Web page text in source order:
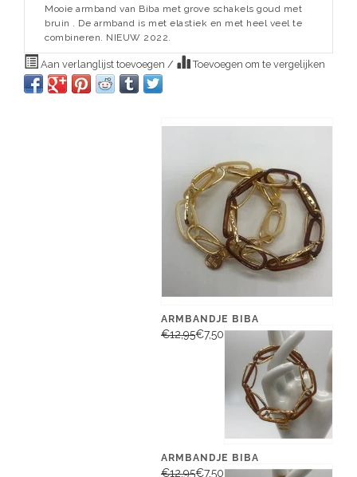
Mooie armband van Biba met grove schakels goud met
bruin . De armband is met elastiek en met heel veel te
combineren. NIEUW 2022.
Aan verlanglijst toevoegen / Toevoegen om te vergelijken
ARMBANDJE BIBA
€12,95€7,50
ARMBANDJE BIBA
€12,95€7,50